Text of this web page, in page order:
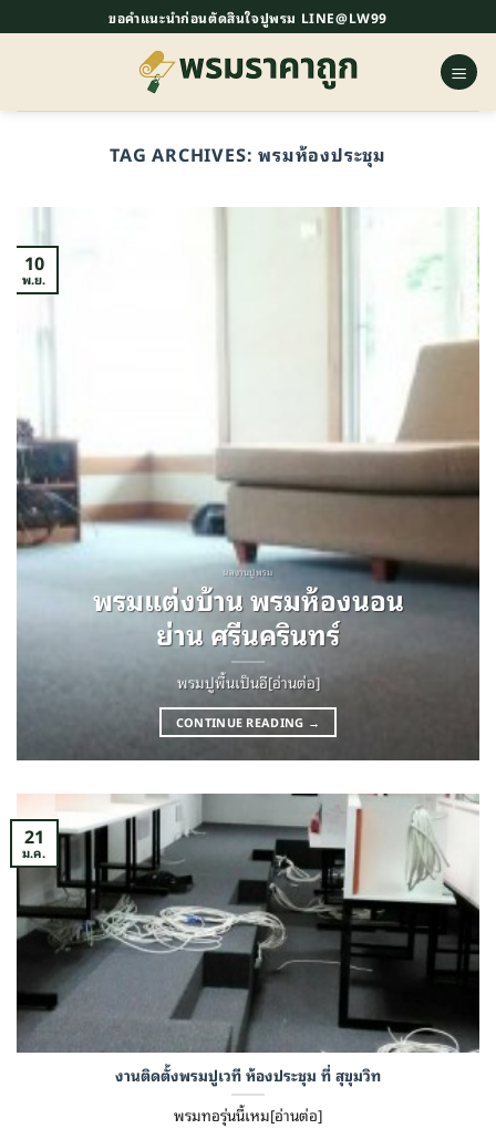
ไป
ขอคำแนะนำก่อนตัดสินใจปูพรม LINE@LW99
TAG ARCHIVES:พรมห้องประชุม
ผลงานปูพรม
พรมแต่งบ้าน พรมห้องนอน
ย่าน ศรีนครินทร์
พรมปูพื้นเป็นอี[อ่านต่อ]
CONTINUE READING →
10
พ.ย.
งานติดตั้งพรมปูเวที ห้องประชุม ที่ สุขุมวิท
พรมทอรุ่นนี้เหม[อ่านต่อ]
21
ม.ค.